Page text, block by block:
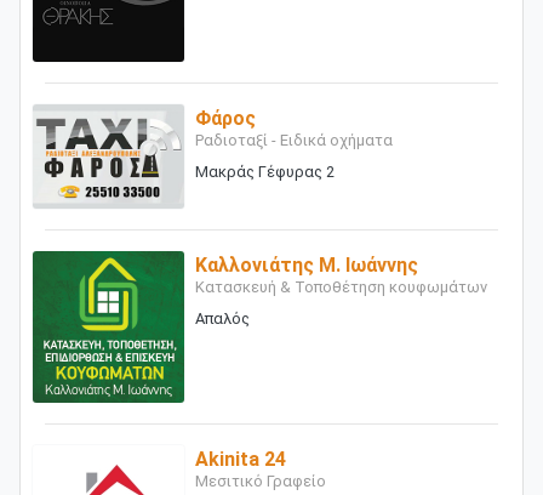
Φάρος
Ραδιοταξί - Ειδικά οχήματα
Μακράς Γέφυρας 2
Καλλονιάτης Μ. Ιωάννης
Κατασκευή & Τοποθέτηση κουφωμάτων
Απαλός
Akinita 24
Μεσιτικό Γραφείο